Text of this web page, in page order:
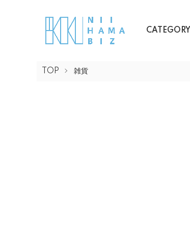
CATEGORY
TOP 雑貨